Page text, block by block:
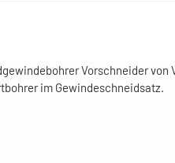
überspringen